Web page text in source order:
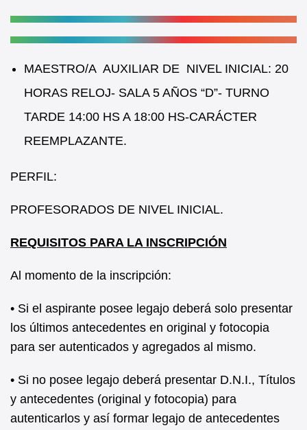
k
MAESTRO/A AUXILIAR DE NIVEL INICIAL: 20
HORAS RELOJ- SALA 5 AÑOS “D”- TURNO
TARDE 14:00 HS A 18:00 HS-CARÁCTER
REEMPLAZANTE.
PERFIL:
PROFESORADOS DE NIVEL INICIAL.
REQUISITOS PARA LA INSCRIPCIÓN
Al momento de la inscripción:
• Si el aspirante posee legajo deberá solo presentar
los últimos antecedentes en original y fotocopia
para ser autenticados y agregados al mismo.
• Si no posee legajo deberá presentar D.N.I., Títulos
y antecedentes (original y fotocopia) para
autenticarlos y así formar legajo de antecedentes